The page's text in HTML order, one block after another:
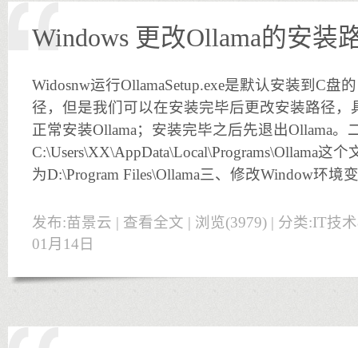
Windows 更改Ollama的安装
Widosnw运行OllamaSetup.exe是默认安装到C盘
径，但是我们可以在安装完毕后更改安装路径，
正常安装Ollama；安装完毕之后先退出Ollama。
C:\Users\XX\AppData\Local\Programs\Ollama这
为D:\Program Files\Ollama三、修改Window
发布:苗景云 | 查看全文 | 浏览(3979) | 分类:IT技
01月14日